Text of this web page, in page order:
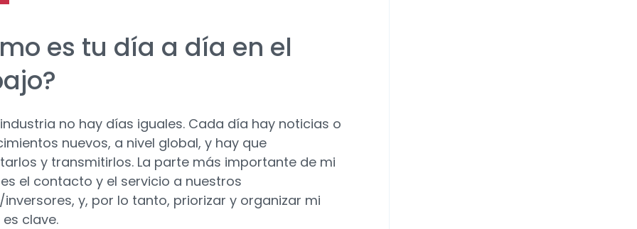
es tu día a día en el
no hay días iguales. Cada día hay noticias o
nuevos, a nivel global, y hay que
y transmitirlos. La parte más importante de mi
el contacto y el servicio a nuestros
y, por lo tanto, priorizar y organizar mi
clave.